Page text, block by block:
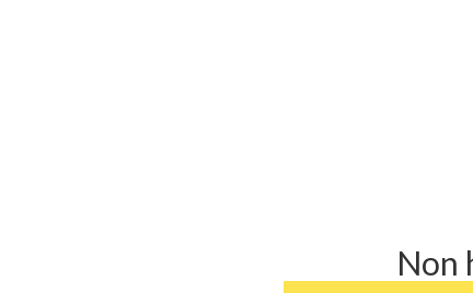
Non